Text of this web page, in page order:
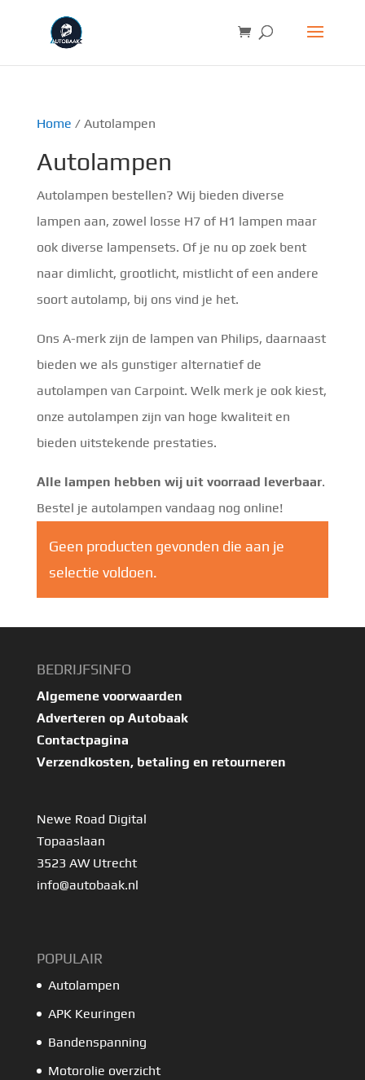
Home / Autolampen
Autolampen
Autolampen bestellen? Wij bieden diverse
lampen aan, zowel losse H7 of H1 lampen maar
ook diverse lampensets. Of je nu op zoek bent
naar dimlicht, grootlicht, mistlicht of een andere
soort autolamp, bij ons vind je het.
Ons A-merk zijn de lampen van Philips, daarnaast
bieden we als gunstiger alternatief de
autolampen van Carpoint. Welk merk je ook kiest,
onze autolampen zijn van hoge kwaliteit en
bieden uitstekende prestaties.
Alle lampen hebben wij uit voorraad leverbaar.
Bestel je autolampen vandaag nog online!
Geen producten gevonden die aan je
selectie voldoen.
BEDRIJFSINFO
Algemene voorwaarden
Adverteren op Autobaak
Contactpagina
Verzendkosten, betaling en retourneren
Newe Road Digital
Topaaslaan
3523 AW Utrecht
info@autobaak.nl
POPULAIR
Autolampen
APK Keuringen
Bandenspanning
Motorolie overzicht